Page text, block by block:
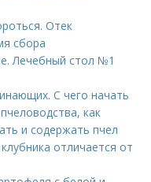
Отек
сбора
Лечебный стол №1
С чего начать
как
и содержать пчел
отличается от